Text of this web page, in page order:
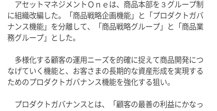
アセットマネジメントＯｎｅは、商品本部を３グループ制
に組織改編した。「商品戦略企画機能」と「プロダクトガバ
ナンス機能」を分離して、「商品戦略グループ」と「商品業
務グループ」とした。
多様化する顧客の運用ニーズを的確に捉えて商品開発につ
なげていく機能と、お客さまの長期的な資産形成を実現する
ためのプロダクトガバナンス機能を強化する狙い。
プロダクトガバナンスとは、「顧客の最善の利益にかなっ